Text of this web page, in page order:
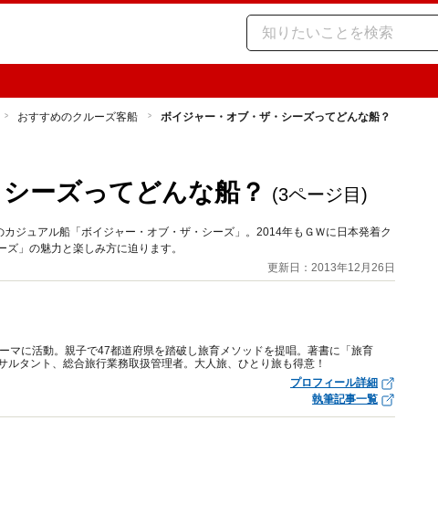
おすすめのクルーズ客船 ボイジャー・オブ・ザ・シーズってどんな船？
ーズってどんな船？ (3ページ目)
ジュアル船「ボイジャー・オブ・ザ・シーズ」。2014年もＧＷに日本発着ク
」の魅力と楽しみ方に迫ります。
更新日：2013年12月26日
マに活動。親子で47都道府県を踏破し旅育メソッドを提唱。著書に「旅育
ルタント、総合旅行業務取扱管理者。大人旅、ひとり旅も得意！
プロフィール詳細
執筆記事一覧